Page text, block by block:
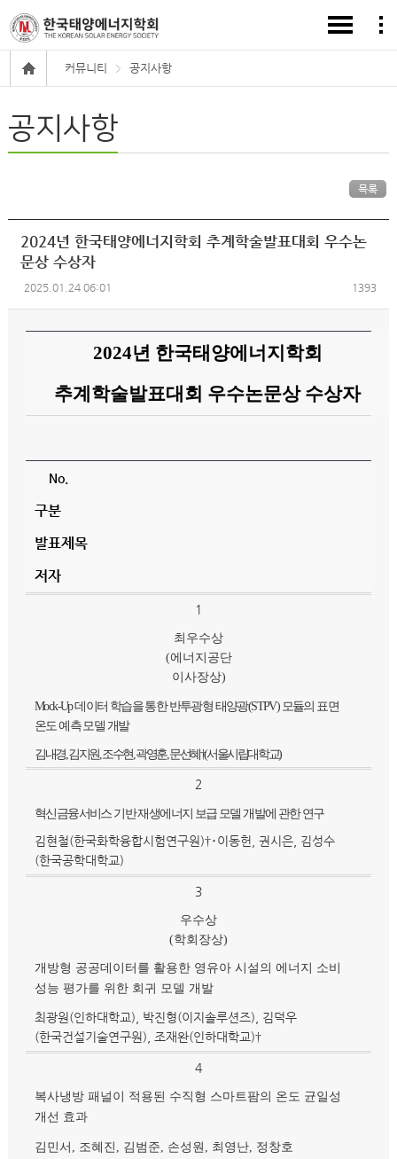
커뮤니티 공지사항
공지사항
목록
2024년 한국태양에너지학회 추계학술발표대회 우수논
문상 수상자
2025.01.24 06:01 1393
2024년 한국태양에너지학회
추계학술발표대회 우수논문상 수상자
No.
구분
발표제목
저자
1
최우수상
(에너지공단
이사장상)
Mock-Up 데이터 학습을 통한 반투광형 태양광(STPV) 모듈의 표면
온도 예측 모델 개발
김내경, 김지원, 조수현, 곽영훈, 문선혜†(서울시립대학교)
2
혁신금융서비스 기반 재생에너지 보급 모델 개발에 관한 연구
김현철(한국화학융합시험연구원)†･이동헌, 권시은, 김성수
(한국공학대학교)
3
우수상
(학회장상)
개방형 공공데이터를 활용한 영유아 시설의 에너지 소비
성능 평가를 위한 회귀 모델 개발
최광원(인하대학교), 박진형(이지솔루션즈), 김덕우
(한국건설기술연구원), 조재완(인하대학교)†
4
복사냉방 패널이 적용된 수직형 스마트팜의 온도 균일성
개선 효과
김민서, 조혜진, 김범준, 손성원, 최영난, 정창호